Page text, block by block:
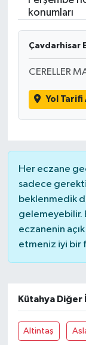
konumları
Çavdarhisar
CERELLER
Yol Tarifi
Her eczane
sadece
beklenmedik
gelemeyebilir.
eczanenin
etmeniz iyi bir
Kütahya Diğer
Altintaş